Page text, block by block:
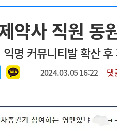
회사소개
하반기 전공의(레지던트1년차)
2026년 하반기 인턴 모집
마취통증의학과 임기제 임상의
약사 직원 동
익명 커뮤니티발 확산 후
2024.03.05 16:22 댓